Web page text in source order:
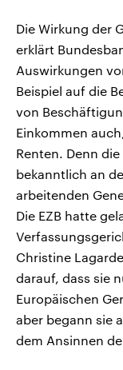
Die Wirkung der
erklärt
Auswirkungen
Beispiel auf die
von
Einkommen
Renten. Denn
bekanntlich an
arbeitenden
Die EZB hatte
Christine
darauf, dass sie
Europäischen
aber begann sie
dem Ansinnen